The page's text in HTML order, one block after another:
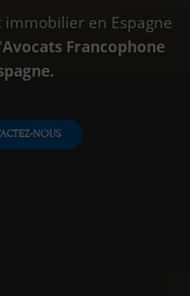
immobilier en Espagne
Avocats Francophone
NOUS